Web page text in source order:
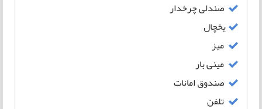
صندلی چرخدار
یخچال
میز
مینی بار
صندوق امانات
تلفن